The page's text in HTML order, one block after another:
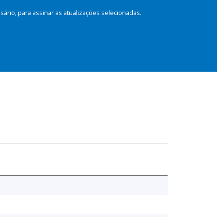
para assinar as atualizações selecionadas.